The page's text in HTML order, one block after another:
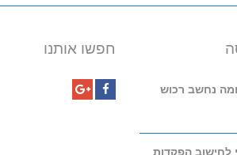
נחשב רכוש
לחישוב הפקדות
חפשו אותנו